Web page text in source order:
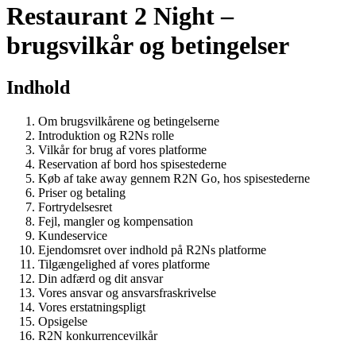
Restaurant 2 Night –
brugsvilkår og betingelser
Indhold
Om brugsvilkårene og betingelserne
Introduktion og R2Ns rolle
Vilkår for brug af vores platforme
Reservation af bord hos spisestederne
Køb af take away gennem R2N Go, hos spisestederne
Priser og betaling
Fortrydelsesret
Fejl, mangler og kompensation
Kundeservice
Ejendomsret over indhold på R2Ns platforme
Tilgængelighed af vores platforme
Din adfærd og dit ansvar
Vores ansvar og ansvarsfraskrivelse
Vores erstatningspligt
Opsigelse
R2N konkurrencevilkår